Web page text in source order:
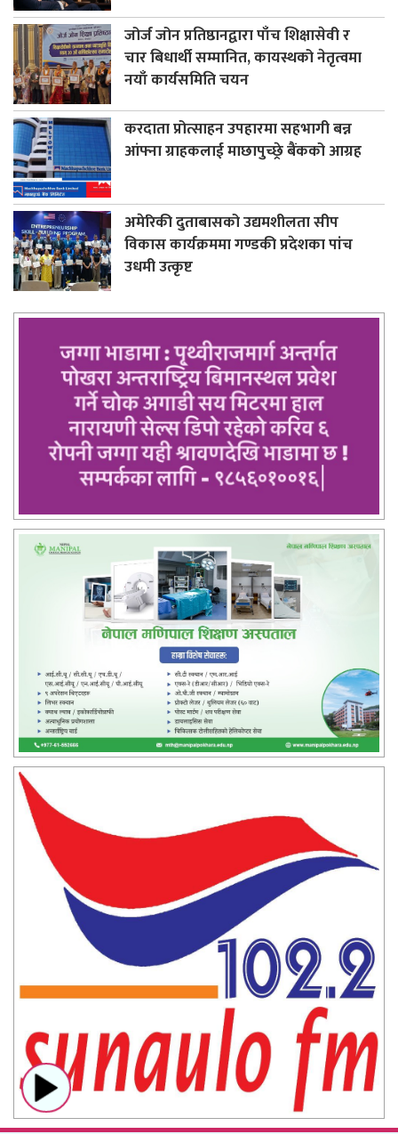
जोर्ज जोन प्रतिष्ठानद्वारा पाँच शिक्षासेवी र
चार बिधार्थी सम्मानित, कायस्थको नेतृत्वमा
नयाँ कार्यसमिति चयन
करदाता प्रोत्साहन उपहारमा सहभागी बन्न
आंफ्ना ग्राहकलाई माछापुच्छ्रे बैंकको आग्रह
अमेरिकी दुताबासको उद्यमशीलता सीप
विकास कार्यक्रममा गण्डकी प्रदेशका पांच
उधमी उत्कृष्ट